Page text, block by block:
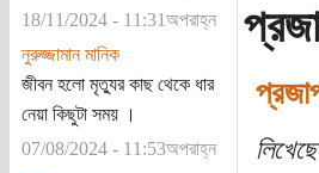
18/11/2024 - 11:31অপরাহ্ন
নুরুজ্জামান মানিক
জীবন হলো মৃত্যুর কাছ থেকে ধার
নেয়া কিছুটা সময় ।
07/08/2024 - 11:53অপরাহ্ন